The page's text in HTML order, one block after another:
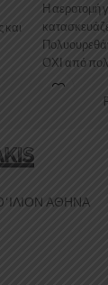
και
Η αεροτομή
ΟΧΙ από
ΑΘΗΝΑ